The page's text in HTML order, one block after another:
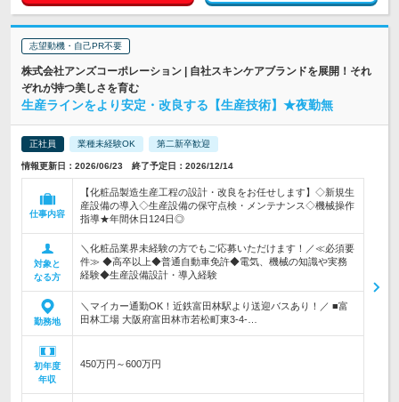
志望動機・自己PR不要
株式会社アンズコーポレーション | 自社スキンケアブランドを展開！それ
ぞれが持つ美しさを育む
生産ラインをより安定・改良する【生産技術】★夜勤無
正社員 業種未経験OK 第二新卒歓迎
情報更新日：2026/06/23 終了予定日：2026/12/14
仕事内容
【化粧品製造生産工程の設計・改良をお任せします】◇新規生
産設備の導入◇生産設備の保守点検・メンテナンス◇機械操作
指導★年間休日124日◎
対象と
なる方
＼化粧品業界未経験の方でもご応募いただけます！／≪必須要
件≫ ◆高卒以上◆普通自動車免許◆電気、機械の知識や実務
経験◆生産設備設計・導入経験
勤務地
＼マイカー通勤OK！近鉄富田林駅より送迎バスあり！／ ■富
田林工場 大阪府富田林市若松町東3-4-…
初年度
年収
450万円～600万円